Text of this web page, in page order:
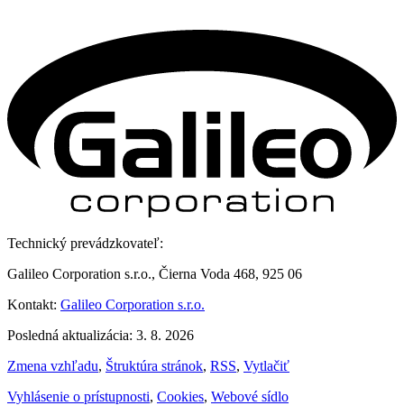
Technický prevádzkovateľ:
Galileo Corporation s.r.o., Čierna Voda 468, 925 06
Kontakt: Galileo Corporation s.r.o.
Posledná aktualizácia: 3. 8. 2026
Zmena vzhľadu, Štruktúra stránok, RSS, Vytlačiť
Vyhlásenie o prístupnosti, Cookies, Webové sídlo